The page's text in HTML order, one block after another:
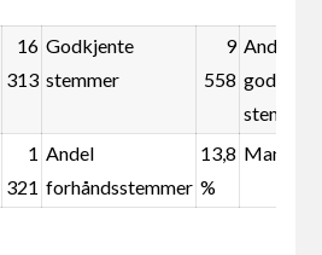
16
313
Godkjente
stemmer
9
558
Andel
stemmer
1
321
Andel
forhåndsstemmer
13,8
%